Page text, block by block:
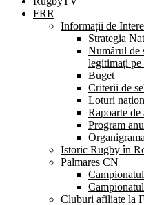
FRR
Informații de
Strategia
Numărul de
legitimați pe
Buget
Criterii de
Loturi
Rapoarte
Program
Organigrama
Istoric Rugby în
Palmares CN
Cluburi afiliate la